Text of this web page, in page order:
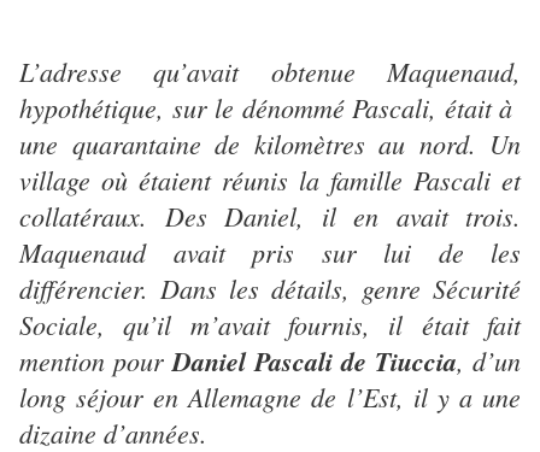
L’adresse qu’avait obtenue Maquenaud,
hypothétique, sur le dénommé Pascali, était à
une quarantaine de kilomètres au nord. Un
village où étaient réunis la famille Pascali et
collatéraux. Des Daniel, il en avait trois.
Maquenaud avait pris sur lui de les
différencier. Dans les détails, genre Sécurité
Sociale, qu’il m’avait fournis, il était fait
mention pour Daniel Pascali de Tiuccia, d’un
long séjour en Allemagne de l’Est, il y a une
dizaine d’années.